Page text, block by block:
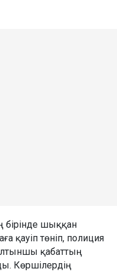
бірінде шыққан
қауіп төніп, полиция
қабаттың
Көршілердің